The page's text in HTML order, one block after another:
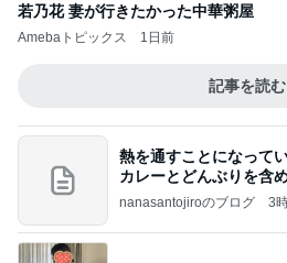
若乃花 妻が行きたかった中華粥屋
Amebaトピックス 1日前
記事を読む
熱を通すことになって
カレーとどんぶりを含
て、男
nanasantojiroのブログ 3